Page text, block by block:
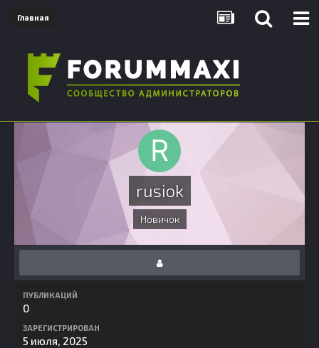
Главная
rusiok
Новичок
ПУБЛИКАЦИЙ
0
ЗАРЕГИСТРИРОВАН
5 июля, 2025